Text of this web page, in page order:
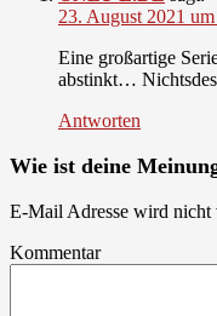
23. August 2021
Eine großartige
abstinkt…
Antworten
Wie ist deine
E-Mail Adresse wird nicht
Kommentar